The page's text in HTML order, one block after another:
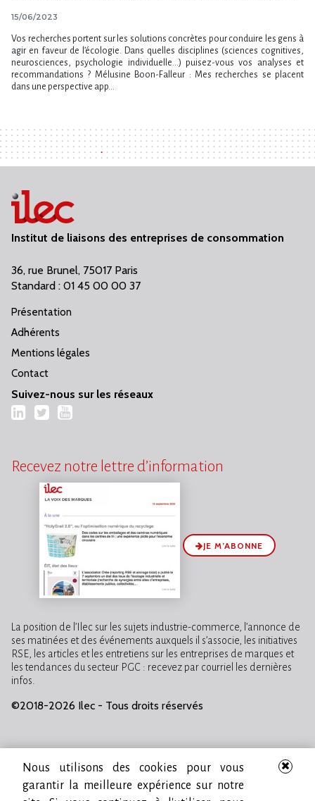
15/06/2023
Vos recherches portent sur les solutions concrètes pour conduire les gens à
agir en faveur de l’écologie. Dans quelles disciplines (sciences cognitives,
neurosciences, psychologie individuelle…) puisez-vous vos analyses et
recommandations ? Mélusine Boon-Falleur : Mes recherches se placent
dans une perspective app...
Institut de liaisons des entreprises de consommation
36, rue Brunel, 75017 Paris
Standard : 01 45 00 00 37
Présentation
Adhérents
Mentions légales
Contact
Suivez-nous sur les réseaux
LinkedIn
TwitterYouTube
Recevez notre lettre d’information
JE M’ABONNE
La position de l’Ilec sur les sujets industrie-commerce, l’annonce de
ses matinées et des événements auxquels il s’associe, les initiatives
RSE, les articles et les entretiens sur les entreprises de marques et
les tendances du secteur PGC : recevez par courriel les dernières
infos.
©2018-2026 Ilec - Tous droits réservés
Nous utilisons des cookies pour vous
garantir la meilleure expérience sur notre